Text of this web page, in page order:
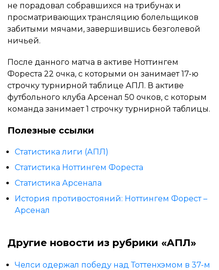
не порадовал собравшихся на трибунах и
просматривающих трансляцию болельщиков
забитыми мячами, завершившись безголевой
ничьей.
После данного матча в активе Ноттингем
Фореста 22 очка, с которыми он занимает 17-ю
строчку турнирной таблице АПЛ. В активе
футбольного клуба Арсенал 50 очков, с которым
команда занимает 1 строчку турнирной таблицы.
Полезные ссылки
Статистика лиги (АПЛ)
Статистика Ноттингем Фореста
Статистика Арсенала
История противостояний: Ноттингем Форест –
Арсенал
Другие новости из рубрики «АПЛ»
Челси одержал победу над Тоттенхэмом в 37-м